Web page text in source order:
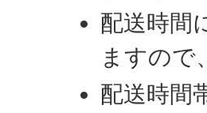
配送時間
ますので
配送時間